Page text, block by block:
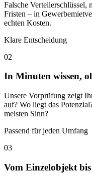
Falsche Verteilerschlüssel,
Fristen – in
echten Kosten.
Klare Entscheidung
02
In Minuten wissen,
Unsere Vorprüfung zeigt
auf? Wo liegt das
meisten Sinn?
Passend für jeden Umfang
03
Vom Einzelobjekt